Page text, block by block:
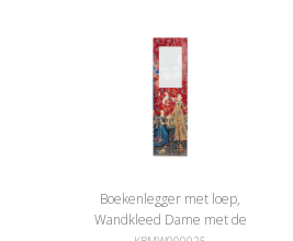
Boekenlegger met loep,
Wandkleed Dame met de